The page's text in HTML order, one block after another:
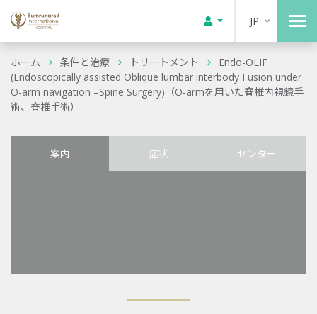
JP
ホーム 条件と治療 トリートメント
Endo-OLIF
(Endoscopically assisted Oblique lumbar interbody Fusion under
O-arm navigation –Spine Surgery)（O-armを用いた脊椎内視鏡手
術、脊椎手術）
案内 症状 センター